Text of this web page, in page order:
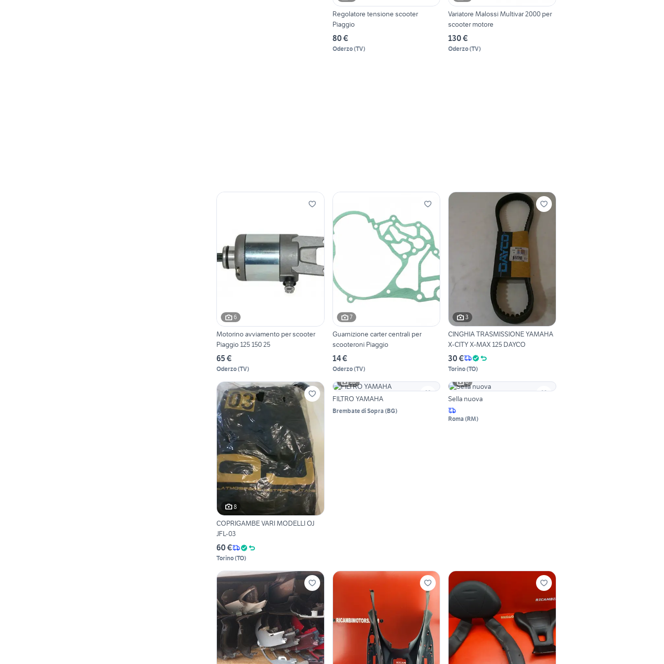
Regolatore tensione scooter
Piaggio
80 €
Oderzo(TV)
Variatore Malossi Multivar 2000 per
scooter motore
130 €
Oderzo(TV)
6
Motorino avviamento per scooter
Piaggio 125 150 25
65 €
Oderzo(TV)
7
Guarnizione carter centrali per
scooteroni Piaggio
14 €
Oderzo(TV)
3
CINGHIA TRASMISSIONE YAMAHA
X-CITY X-MAX 125 DAYCO
30 €
Torino(TO)
8
COPRIGAMBE VARI MODELLI OJ
JFL-03
60 €
Torino(TO)
10
FILTRO YAMAHA
Brembate di Sopra (BG)
6
Sella nuova
Roma (RM)